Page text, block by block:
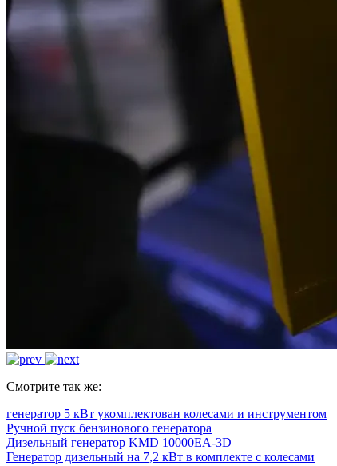
Смотрите так же:
генератор 5 кВт укомплектован колесами и инструментом
Ручной пуск бензинового генератора
Дизельный генератор KMD 10000EA-3D
Генератор дизельный на 7,2 кВт в комплекте с колесами